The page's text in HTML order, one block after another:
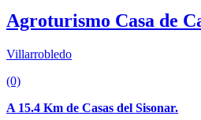
Agroturismo Casa de
Villarrobledo
(0)
A 15.4 Km de Casas del Sisonar.